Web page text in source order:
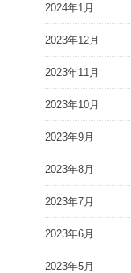
2024年1月
2023年12月
2023年11月
2023年10月
2023年9月
2023年8月
2023年7月
2023年6月
2023年5月